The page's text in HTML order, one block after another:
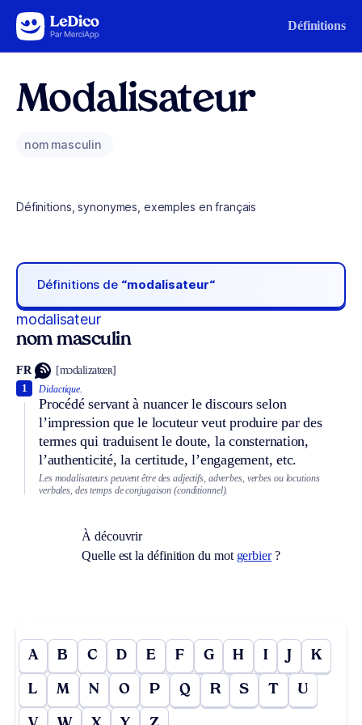
Aller au contenu Définitions
Modalisateur
nom masculin
Définitions, synonymes, exemples en français
Définitions de “modalisateur“
modalisateur
nom masculin
FR [mɔdalizatœʀ]
Didactique.
Procédé servant à nuancer le discours selon
l’impression que le locuteur veut produire par des
termes qui traduisent le doute, la consternation,
l’authenticité, la certitude, l’engagement, etc.
1
Les modalisateurs peuvent être des adjectifs, adverbes, verbes ou locutions
verbales, des temps de conjugaison (conditionnel).
À découvrir
Quelle est la définition du mot gerbier?
A B C D E F G H I J K
L M N O P Q R S T U